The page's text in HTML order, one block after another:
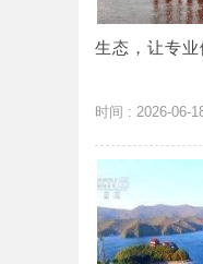
生态，让专
时间 : 2026-06-